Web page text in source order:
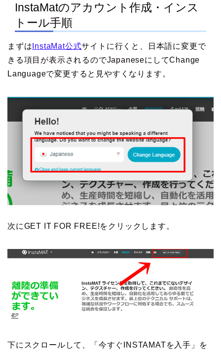
InstaMatのアカウント作成・インス
トール手順
まずは InstaMat公式サイトに行くと、日本語に変更で
きる項目が表示されるのでJapaneseにしてChange
Languageで変更すると見やすくなります。
次にGET IT FOR FREE!をクリックします。
下にスクロールして、「今すぐINSTAMATを入手」を